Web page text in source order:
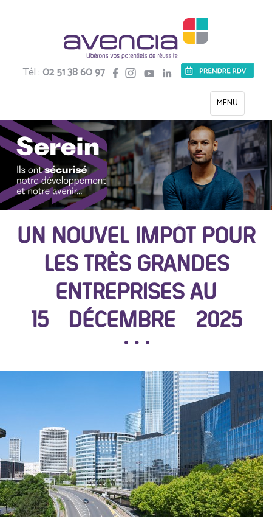
Tél :02 51 38 60 97
Toggle
navigation
MENU
UN NOUVEL IMPÔT POUR
LES TRÈS GRANDES
ENTREPRISES AU
15 DÉCEMBRE 2025